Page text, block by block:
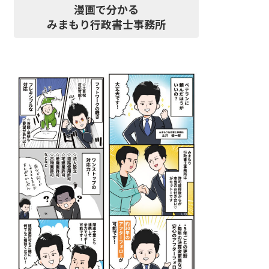
漫画で分かる
みまもり行政書士事務所